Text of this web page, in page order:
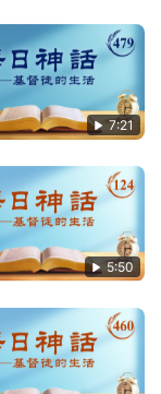
7:21
5:50